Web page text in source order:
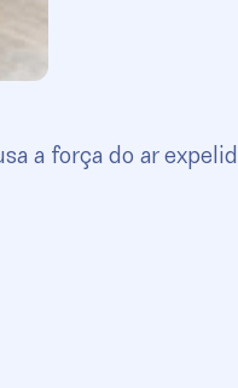
a força do ar